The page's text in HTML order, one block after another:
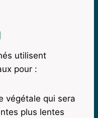
utilisent
pour :
végétale qui sera
plus lentes